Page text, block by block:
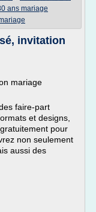
ans mariage
invitation
mariage
faire-part
et designs,
pour
non seulement
aussi des